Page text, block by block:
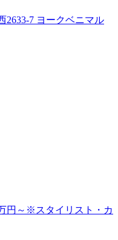
2633-7 ヨークベニマル
円～※スタイリスト・カ